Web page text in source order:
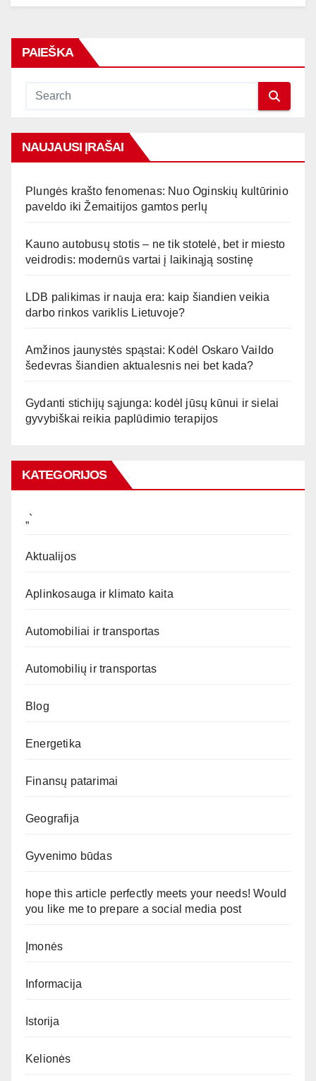
PAIEŠKA
NAUJAUSI ĮRAŠAI
Plungės krašto fenomenas: Nuo Oginskių kultūrinio
paveldo iki Žemaitijos gamtos perlų
Kauno autobusų stotis – ne tik stotelė, bet ir miesto
veidrodis: modernūs vartai į laikinąją sostinę
LDB palikimas ir nauja era: kaip šiandien veikia
darbo rinkos variklis Lietuvoje?
Amžinos jaunystės spąstai: Kodėl Oskaro Vaildo
šedevras šiandien aktualesnis nei bet kada?
Gydanti stichijų sąjunga: kodėl jūsų kūnui ir sielai
gyvybiškai reikia paplūdimio terapijos
KATEGORIJOS
„`
Aktualijos
Aplinkosauga ir klimato kaita
Automobiliai ir transportas
Automobilių ir transportas
Blog
Energetika
Finansų patarimai
Geografija
Gyvenimo būdas
hope this article perfectly meets your needs! Would
you like me to prepare a social media post
Įmonės
Informacija
Istorija
Kelionės